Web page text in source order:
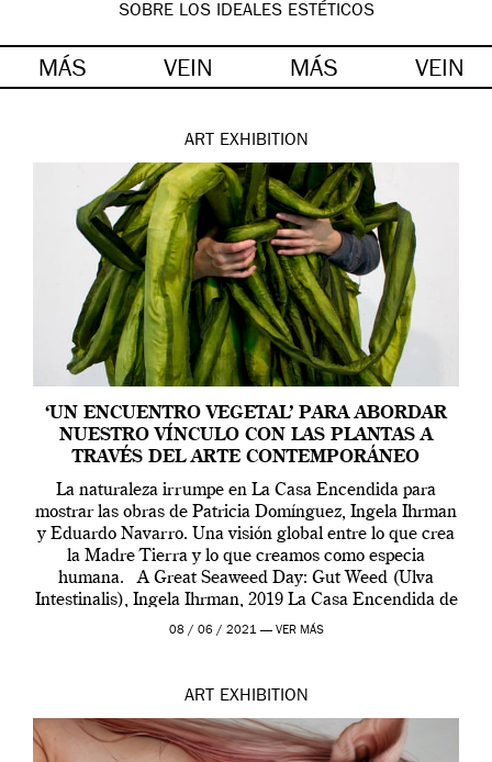
SOBRE LOS IDEALES ESTÉTICOS
MÁS VEIN MÁS VEIN
ART EXHIBITION
‘UN ENCUENTRO VEGETAL’ PARA ABORDAR
NUESTRO VÍNCULO CON LAS PLANTAS A
TRAVÉS DEL ARTE CONTEMPORÁNEO
La naturaleza irrumpe en La Casa Encendida para
mostrar las obras de Patricia Domínguez, Ingela Ihrman
y Eduardo Navarro. Una visión global entre lo que crea
la Madre Tierra y lo que creamos como especia
humana. A Great Seaweed Day: Gut Weed (Ulva
Intestinalis), Ingela Ihrman, 2019 La Casa Encendida de
Madrid y la Wellcome […]
08 / 06 / 2021 — VER MÁS
ART EXHIBITION